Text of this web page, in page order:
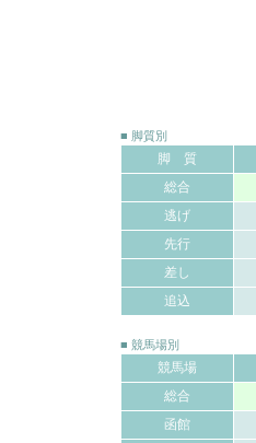
■ 脚質別
脚 質
総合
逃げ
先行
差し
追込
■ 競馬場別
競馬場
総合
函館